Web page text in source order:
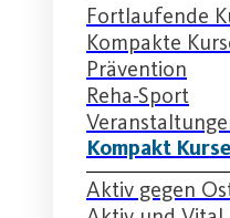
Fortlaufende
Kompakte
Prävention
Reha-Sport
Kompakt Kurse
Aktiv gegen